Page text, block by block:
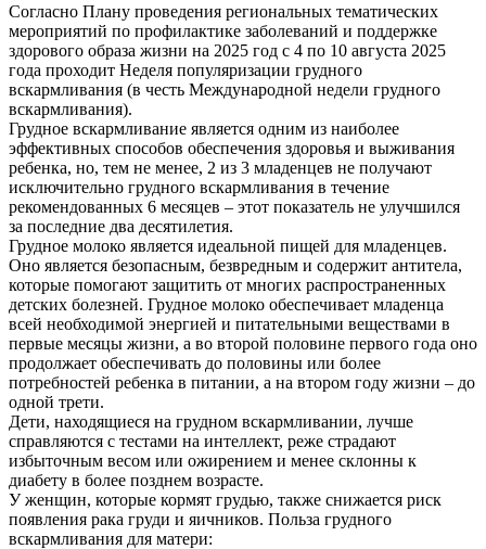
Согласно Плану проведения региональных тематических
мероприятий по профилактике заболеваний и поддержке
здорового образа жизни на 2025 год с 4 по 10 августа 2025
года проходит Неделя популяризации грудного
вскармливания (в честь Международной недели грудного
вскармливания).
Грудное вскармливание является одним из наиболее
эффективных способов обеспечения здоровья и выживания
ребенка, но, тем не менее, 2 из 3 младенцев не получают
исключительно грудного вскармливания в течение
рекомендованных 6 месяцев – этот показатель не улучшился
за последние два десятилетия.
Грудное молоко является идеальной пищей для младенцев.
Оно является безопасным, безвредным и содержит антитела,
которые помогают защитить от многих распространенных
детских болезней. Грудное молоко обеспечивает младенца
всей необходимой энергией и питательными веществами в
первые месяцы жизни, а во второй половине первого года оно
продолжает обеспечивать до половины или более
потребностей ребенка в питании, а на втором году жизни – до
одной трети.
Дети, находящиеся на грудном вскармливании, лучше
справляются с тестами на интеллект, реже страдают
избыточным весом или ожирением и менее склонны к
диабету в более позднем возрасте.
У женщин, которые кормят грудью, также снижается риск
появления рака груди и яичников. Польза грудного
вскармливания для матери: